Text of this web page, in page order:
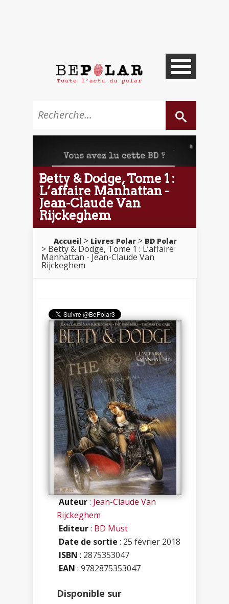
Betty & Dodge, Tome 1 :
L’affaire Manhattan -
Jean-Claude Van
Rijckeghem
Accueil Livres Polar BD Polar
Betty & Dodge, Tome 1 : L’affaire
Manhattan - Jean-Claude Van
Rijckeghem
Auteur:Jean-Claude Van
Rijckeghem
Editeur: BD Must
Date de sortie : 25 février 2018
ISBN : 2875353047
EAN : 9782875353047
Disponible sur